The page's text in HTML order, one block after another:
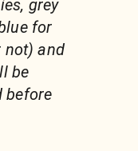
grey
for
not) and
be
before